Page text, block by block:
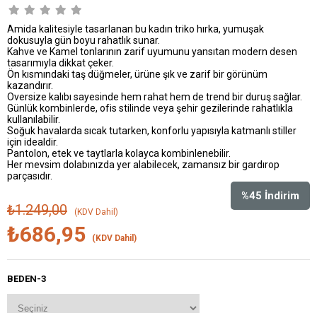
Amida kalitesiyle tasarlanan bu kadın triko hırka, yumuşak
dokusuyla gün boyu rahatlık sunar.
Kahve ve Kamel tonlarının zarif uyumunu yansıtan modern desen
tasarımıyla dikkat çeker.
Ön kısmındaki taş düğmeler, ürüne şık ve zarif bir görünüm
kazandırır.
Oversize kalıbı sayesinde hem rahat hem de trend bir duruş sağlar.
Günlük kombinlerde, ofis stilinde veya şehir gezilerinde rahatlıkla
kullanılabilir.
Soğuk havalarda sıcak tutarken, konforlu yapısıyla katmanlı stiller
için idealdir.
Pantolon, etek ve taytlarla kolayca kombinlenebilir.
Her mevsim dolabınızda yer alabilecek, zamansız bir gardırop
parçasıdır.
%45 İndirim
₺1.249,00 (KDV Dahil)
₺686,95 (KDV Dahil)
BEDEN-3